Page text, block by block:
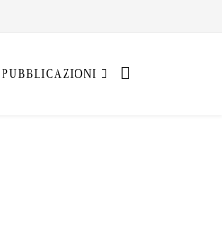
PUBBLICAZIONI